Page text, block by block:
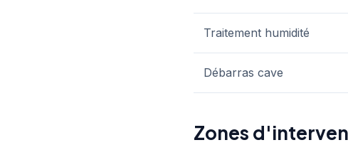
Traitement humidité
Débarras cave
Zones